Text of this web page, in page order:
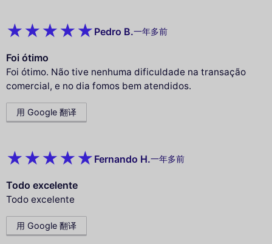
Pedro B.一年多前
Foi ótimo
Foi ótimo. Não tive nenhuma dificuldade na transação
comercial, e no dia fomos bem atendidos.
用 Google 翻译
Fernando H.一年多前
Todo excelente
Todo excelente
用 Google 翻译